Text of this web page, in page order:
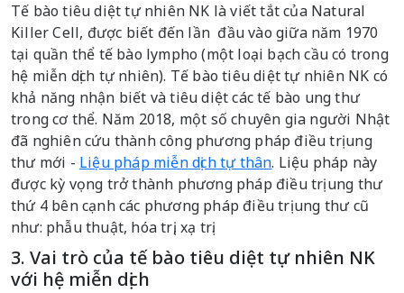
Tế bào tiêu diệt tự nhiên NK là viết tắt của Natural
Killer Cell, được biết đến lần đầu vào giữa năm 1970
tại quần thể tế bào lympho (một loại bạch cầu có trong
hệ miễn dịch tự nhiên). Tế bào tiêu diệt tự nhiên NK có
khả năng nhận biết và tiêu diệt các tế bào ung thư
trong cơ thể. Năm 2018, một số chuyên gia người Nhật
đã nghiên cứu thành công phương pháp điều trị ung
thư mới - Liệu pháp miễn dịch tự thân. Liệu pháp này
được kỳ vọng trở thành phương pháp điều trị ung thư
thứ 4 bên cạnh các phương pháp điều trị ung thư cũ
như: phẫu thuật, hóa trị, xạ trị.
3. Vai trò của tế bào tiêu diệt tự nhiên NK
với hệ miễn dịch